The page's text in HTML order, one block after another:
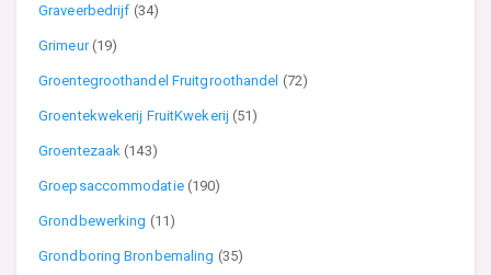
Graveerbedrijf (34)
Grimeur(19)
Groentegroothandel Fruitgroothandel (72)
Groentekwekerij FruitKwekerij(51)
Groentezaak(143)
Groepsaccommodatie (190)
Grondbewerking (11)
Grondboring Bronbemaling (35)